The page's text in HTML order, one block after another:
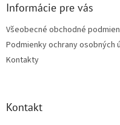
Informácie pre vás
Všeobecné obchodné
Podmienky ochrany osobných
Kontakty
Kontakt